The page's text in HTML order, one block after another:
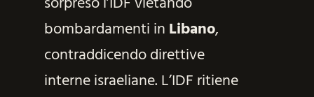
bombardamenti in Libano,
contraddicendo direttive
interne israeliane. L’IDF ritiene